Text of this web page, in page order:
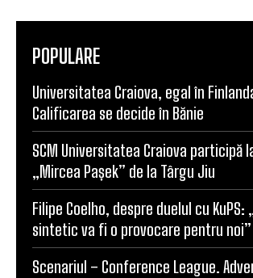
POPULARE
Universitatea Craiova, egal în Finlanda
Calificarea se decide în Bănie
SCM Universitatea Craiova participă
„Mircea Pașek” de la Târgu Jiu
Filipe Coelho, despre duelul cu KuPS:
sintetic va fi o provocare pentru noi”